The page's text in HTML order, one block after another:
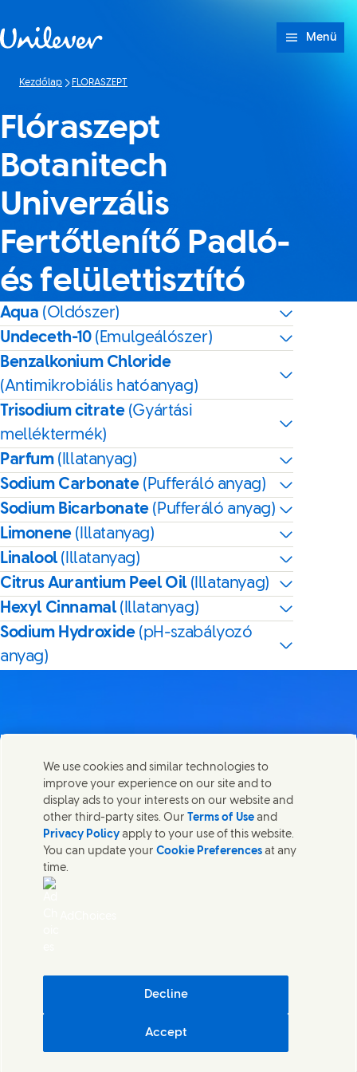
Menü
Kezdőlap FLORASZEPT
Flóraszept
Botanitech
Univerzális
Fertőtlenítő Padló-
és felülettisztító
Aqua (Oldószer)
Undeceth-10 (Emulgeálószer)
Benzalkonium Chloride
(Antimikrobiális hatóanyag)
Trisodium citrate (Gyártási
melléktermék)
Parfum (Illatanyag)
Sodium Carbonate (Pufferáló anyag)
Sodium Bicarbonate (Pufferáló anyag)
Limonene (Illatanyag)
Linalool(Illatanyag)
Citrus Aurantium Peel Oil (Illatanyag)
Hexyl Cinnamal(Illatanyag)
Sodium Hydroxide (pH-szabályozó
anyag)
Megosztom ezt az oldalt
Share this page on Facebook
Share this page on X
Share this page on
Share this page
Lépj velünk kapcsolatba
Lépjen kapcsolatba az Unileverrel és a szakértői
csapatokkal, illetve tekintse meg az Unilever
elérhetőségeit szerte a világban.
Lépj velünk kapcsolatba
Cosmetic ingredient database - European Commission
We use cookies and similar technologies to
improve your experience on our site and to
display ads to your interests on our website and
other third-party sites. Our Terms of Use and
Privacy Policy apply to your use of this website.
You can update yourCookie Preferences at any
time.
Decline
Accept